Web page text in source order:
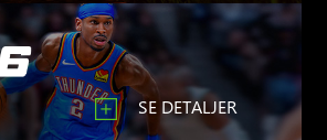
SE DETALJER